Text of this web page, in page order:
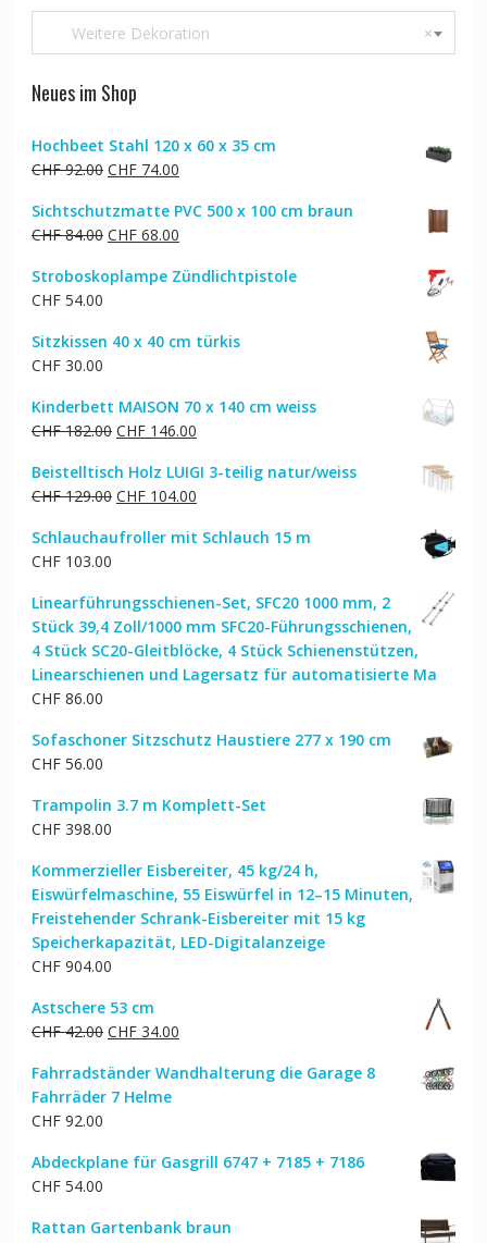
×
Weitere Dekoration
Neues im Shop
Hochbeet Stahl 120 x 60 x 35 cm
CHF92.00 Ursprünglicher
war:
CHF 92.00
CHF74.00Aktueller
ist:
CHF 74.00.
Sichtschutzmatte PVC 500 x 100 cm braun
CHF84.00 Ursprünglicher
war:
CHF68.00Aktueller
ist:
Stroboskoplampe Zündlichtpistole
CHF54.00
Sitzkissen 40 x 40 cm türkis
CHF30.00
Kinderbett MAISON 70 x 140 cm weiss
CHF182.00 Ursprünglicher
war:
CHF 182.00
CHF146.00Aktueller
ist:
CHF 146.00.
Beistelltisch Holz LUIGI 3-teilig natur/weiss
CHF129.00 Ursprünglicher
war:
CHF104.00Aktueller
ist:
Schlauchaufroller mit Schlauch 15 m
CHF103.00
Linearführungsschienen-Set, SFC20 1000 mm, 2
Stück 39,4 Zoll/1000 mm SFC20-Führungsschienen,
4 Stück SC20-Gleitblöcke, 4 Stück Schienenstützen,
Linearschienen und Lagersatz für automatisierte Ma
CHF86.00
Sofaschoner Sitzschutz Haustiere 277 x 190 cm
CHF56.00
Trampolin 3.7 m Komplett-Set
CHF398.00
Kommerzieller Eisbereiter, 45 kg/24 h,
Eiswürfelmaschine, 55 Eiswürfel in 12–15 Minuten,
Freistehender Schrank-Eisbereiter mit 15 kg
Speicherkapazität, LED-Digitalanzeige
CHF904.00
Astschere 53 cm
CHF42.00 Ursprünglicher
war:
CHF 42.00
CHF34.00Aktueller
ist:
Fahrradständer Wandhalterung die Garage 8
Fahrräder 7 Helme
CHF92.00
Abdeckplane für Gasgrill 6747 + 7185 + 7186
CHF54.00
Rattan Gartenbank braun